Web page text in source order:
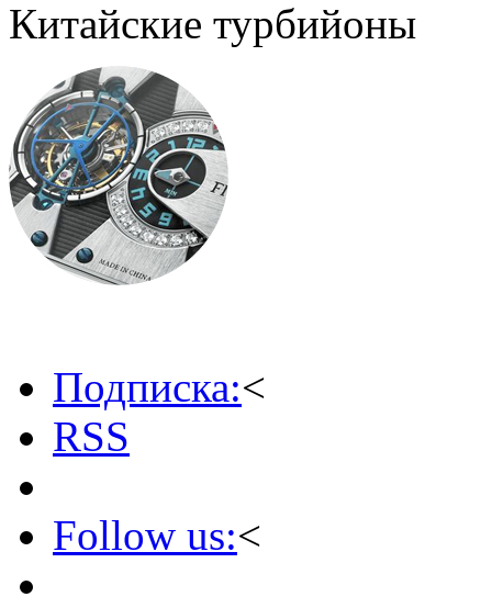
Китайские турбийоны
Подписка:<
RSS
Follow us:<